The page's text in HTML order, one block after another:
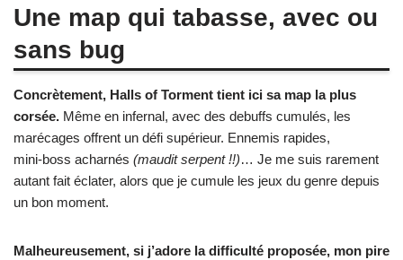
Une map qui tabasse, avec ou
sans bug
Concrètement, Halls of Torment tient ici sa map la plus
corsée. Même en infernal, avec des debuffs cumulés, les
marécages offrent un défi supérieur. Ennemis rapides,
mini‑boss acharnés (maudit serpent !!)… Je me suis rarement
autant fait éclater, alors que je cumule les jeux du genre depuis
un bon moment.
Malheureusement, si j’adore la difficulté proposée, mon pire